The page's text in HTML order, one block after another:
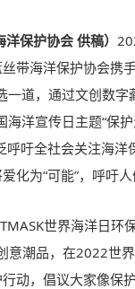
保护协会 供稿）
带海洋保护协会携
一道，通过文创数
洋宣传日主题“保
吁全社会关注海
化为“可能”，呼吁
世界海洋日环
意潮品，在2022世
动，倡议大家像保